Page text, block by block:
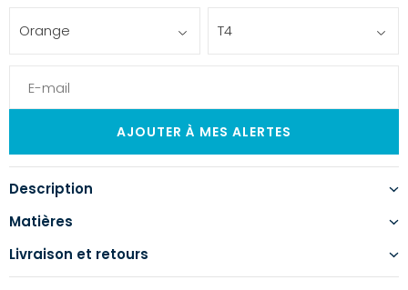
Orange T4
Description
Matières
Livraison et retours